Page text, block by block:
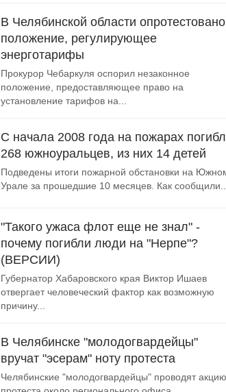
В Челябинской области опротестовано
положение, регулирующее
энерготарифы
Прокурор Чебаркуля оспорил незаконное
положение, предоставляющее право на
установление тарифов на...
С начала 2008 года на пожарах
268 южноуральцев, из них 14 детей
Подведены итоги пожарной обстановки на
Урале за прошедшие 10 месяцев. Как
"Такого ужаса флот еще не знал" -
почему погибли люди на "Нерпе"?
(ВЕРСИИ)
Губернатор Хабаровского края Виктор Ишаев
отвергает человеческий фактор как возможную
причину...
В Челябинске "молодогвардейцы"
вручат "эсерам" ноту протеста
Челябинские "молодогвардейцы" проводят акцию